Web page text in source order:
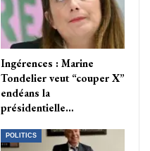
Ingérences : Marine
Tondelier veut “couper X”
endéans la
présidentielle…
POLITICS